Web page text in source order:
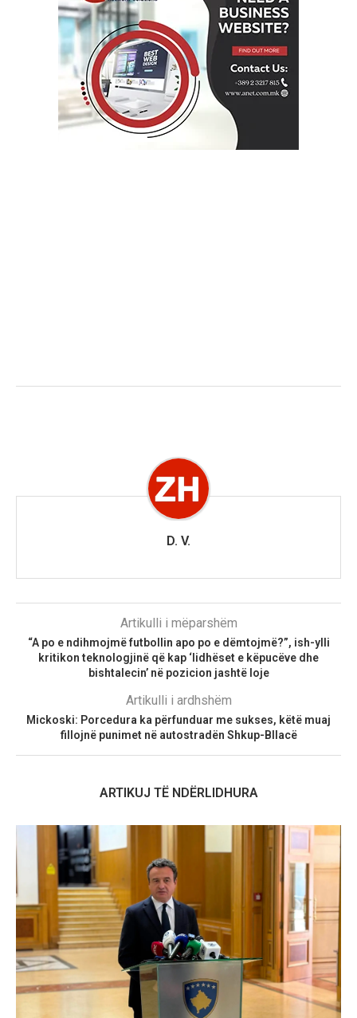
D. V.
Artikulli i mëparshëm
“A po e ndihmojmë futbollin apo po e dëmtojmë?”, ish-ylli
kritikon teknologjinë që kap ‘lidhëset e këpucëve dhe
bishtalecin’ në pozicion jashtë loje
Artikulli i ardhshëm
Mickoski: Porcedura ka përfunduar me sukses, këtë muaj
fillojnë punimet në autostradën Shkup-Bllacë
ARTIKUJ TË NDËRLIDHURA